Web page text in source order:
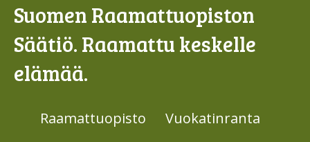
Suomen Raamattuopiston
Säätiö. Raamattu keskelle
elämää.
Raamattuopisto
Vuokatinranta